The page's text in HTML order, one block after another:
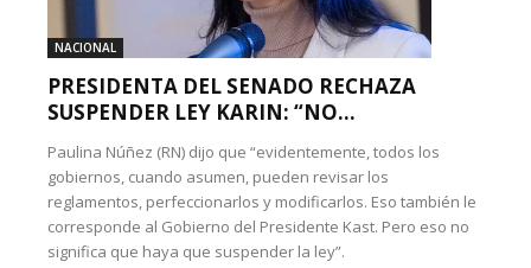
NACIONAL
PRESIDENTA DEL SENADO RECHAZA
SUSPENDER LEY KARIN: “NO...
Paulina Núñez (RN) dijo que “evidentemente, todos los
gobiernos, cuando asumen, pueden revisar los
reglamentos, perfeccionarlos y modificarlos. Eso también le
corresponde al Gobierno del Presidente Kast. Pero eso no
significa que haya que suspender la ley”.